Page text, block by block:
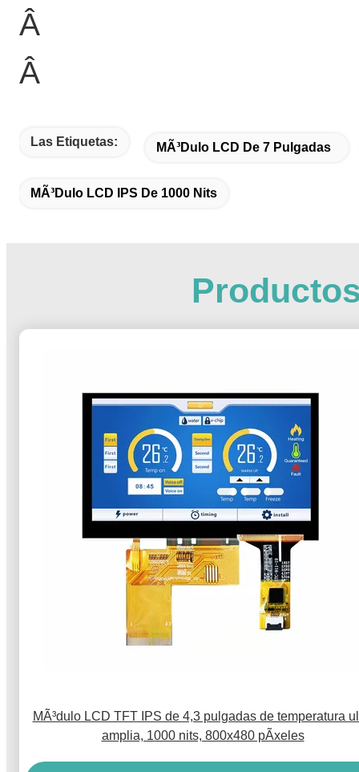
Â
Â
Las Etiquetas: MÃ³dulo LCD De 7 Pulgadas
MÃ³dulo LCD IPS De 1000 Nits
MÃ³dulo LCD TFT IPS de 4,3 pulgadas de temperatura
amplia, 1000 nits, 800x480 pÃ­xeles